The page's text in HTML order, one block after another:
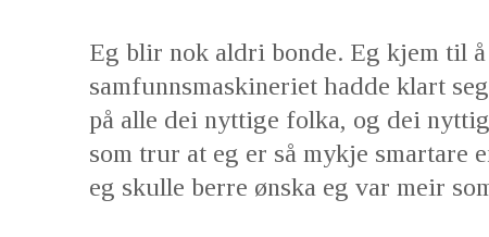
Eg blir nok aldri bonde. Eg kjem til
samfunnsmaskineriet hadde klart
på alle dei nyttige folka, og dei
som trur at eg er så mykje smartare
eg skulle berre ønska eg var meir